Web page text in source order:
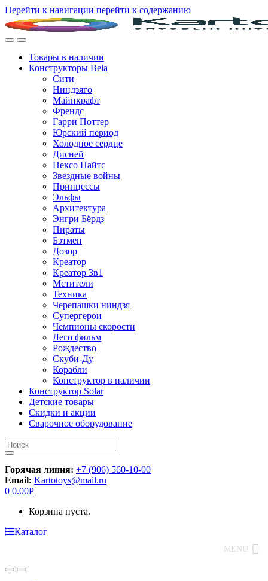
Перейти к навигации перейти к содержанию
Товары в наличии
Конструкторы Bela
Сити
Ниндзяго
Майнкрафт
Френдс
Гарри Поттер
Юрский период
Холодное сердце
Дисней
Нексо Найтс
Звездные войны
Принцессы
Эльфы
Архитектура
Энгри Бёрдз
Пираты
Бэтмен
Дозор
Креатор
Креатор 3в1
Мстители
Техника
Черепашки ниндзя
Супергерои
Чемпионы скорости
Лего фильм
Рождество
Скуби-Ду
Корабли
Конструктор в наличии
Конструктор Solar
Детские товары
Скидки и акции
Сварочное оборудование
Искать:
Горячая линия: +7 (906) 560-10-00
Email: Kartotoys@mail.ru
0 0.00Р
Корзина пуста.
Каталог
MENU